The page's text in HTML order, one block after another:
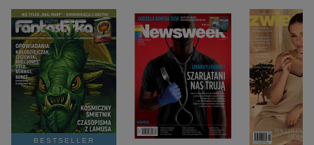
BESTSELLER